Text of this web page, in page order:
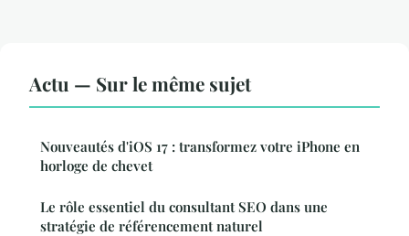
Actu — Sur le même sujet
Nouveautés d'iOS 17 : transformez votre iPhone en
horloge de chevet
Le rôle essentiel du consultant SEO dans une
stratégie de référencement naturel